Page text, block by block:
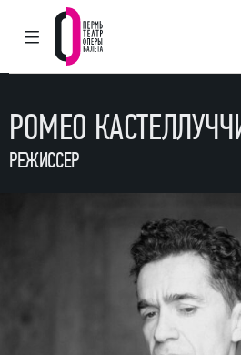
ГЛАВНОЕ МЕНЮ
Пермский театр
РОМЕО
РЕЖИССЕР